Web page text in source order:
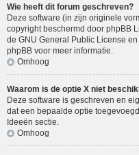
Wie heeft dit forum geschreven?
Deze software (in zijn originele
copyright beschermd door phpBB
de GNU General Public License
phpBB voor meer informatie.
Omhoog
Waarom is de optie X niet
Deze software is geschreven en
dat een bepaalde optie
Ideeën sectie.
Omhoog